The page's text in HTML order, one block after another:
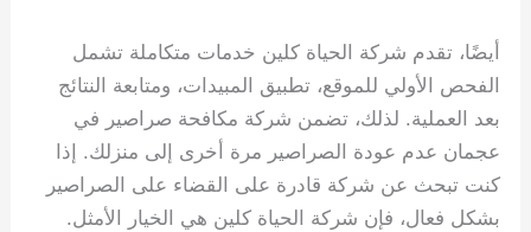
أيضًا، تقدم شركة الحياة كلين خدمات متكاملة تشمل
الفحص الأولي للموقع، تطبيق المبيدات، ومتابعة النتائج
بعد العملية. لذلك، تضمن شركة مكافحة صراصير في
عجمان عدم عودة الصراصير مرة أخرى إلى منزلك. إذا
كنت تبحث عن شركة قادرة على القضاء على الصراصير
بشكل فعال، فإن شركة الحياة كلين هي الخيار الأمثل.